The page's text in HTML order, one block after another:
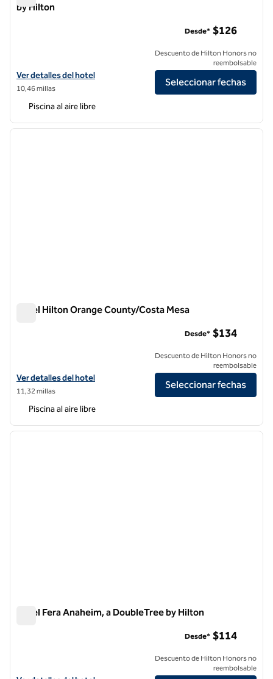
by Hilton
Ver detalles del hotel Zessa Orange County Airport, a DoubleTree
Ver detalles del hotel
10,46 millas
Desde* $126
Descuento de Hilton Honors no
reembolsable
Seleccionar fechas
Piscina al aire libre
1 de 12
Hotel Hilton Orange County/Costa Mesa
Ver detalles del hotel Hilton Orange County/Costa Mesa
Ver detalles del hotel
11,32 millas
Desde* $134
Descuento de Hilton Honors no
reembolsable
Seleccionar fechas
Piscina al aire libre
1 de 13
Hotel Fera Anaheim, a DoubleTree by Hilton
Desde* $114
Descuento de Hilton Honors no
reembolsable